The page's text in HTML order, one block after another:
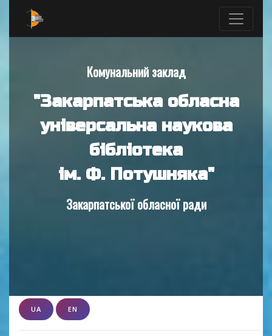
Комунальний заклад
"Закарпатська обласна
універсальна наукова
бібліотека
ім. Ф. Потушняка"
Закарпатської обласної ради
UA EN